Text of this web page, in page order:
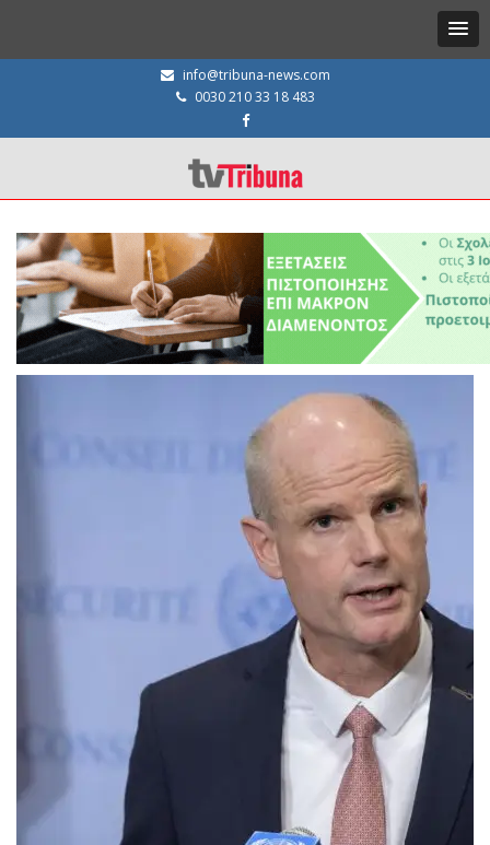
info@tribuna-news.com
0030 210 33 18 483